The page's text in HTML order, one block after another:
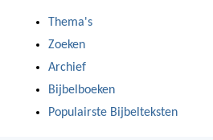
Thema's
Zoeken
Archief
Bijbelboeken
Populairste Bijbelteksten